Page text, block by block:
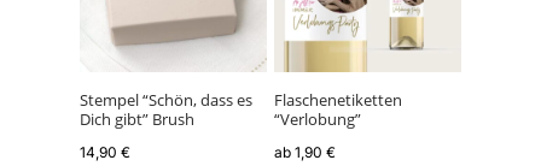
Stempel “Schön, dass es
Dich gibt” Brush
14,90 €
Flaschenetiketten
“Verlobung”
ab1,90€
auf.
Die
Optionen
können
auf
der